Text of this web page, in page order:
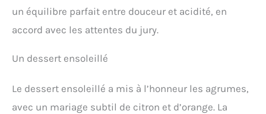
un équilibre parfait entre douceur et acidité, en
accord avec les attentes du jury.
Un dessert ensoleillé
Le dessert ensoleillé a mis à l’honneur les agrumes,
avec un mariage subtil de citron et d’orange. La